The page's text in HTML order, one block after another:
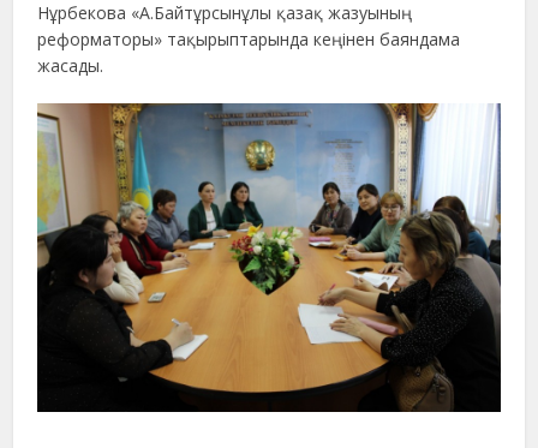
Нұрбекова «А.Байтұрсынұлы қазақ жазуының
реформаторы» тақырыптарында кеңінен баяндама
жасады.